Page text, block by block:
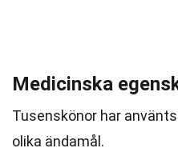
Medicinska
Tusenskönor har
olika ändamål.